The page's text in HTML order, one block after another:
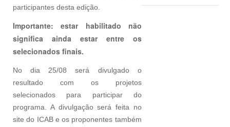
participantes desta edição.
Importante: estar habilitado não
significa ainda estar entre os
selecionados finais.
No dia 25/08 será divulgado o
resultado com os projetos
selecionados para participar do
programa. A divulgação será feita no
site do ICAB e os proponentes também